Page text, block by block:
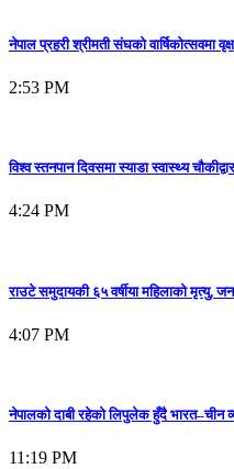
नेपाल प्रहरी श्रीमती संघको वार्षिकोत्सवमा
2:53 PM
विश्व स्तनपान दिवसमा स्याडा स्वास्थ्य
4:24 PM
राउटे समुदायकी ६५ वर्षीया महिलाको मृत्यु,
4:07 PM
नेपालको दाबी रहेको लिपुलेक हुँदै भारत–चीन
11:19 PM